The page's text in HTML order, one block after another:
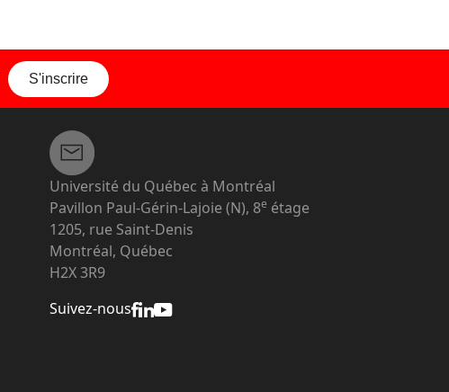
S'inscrire
Université du Québec à Montréal
Pavillon Paul-Gérin-Lajoie (N), 8e étage
1205, rue Saint-Denis
Montréal, Québec
H2X 3R9
Suivez-nous